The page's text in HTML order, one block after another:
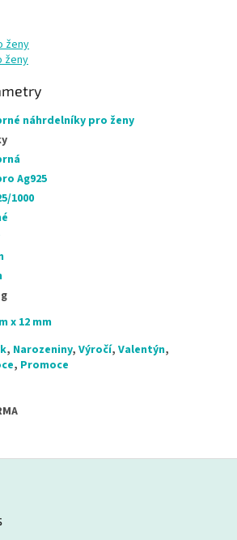
ženy
ženy
náhrdelníky pro ženy
Ag925
1000
x 12 mm
, Narozeniny, Výročí, Valentýn,
, Promoce